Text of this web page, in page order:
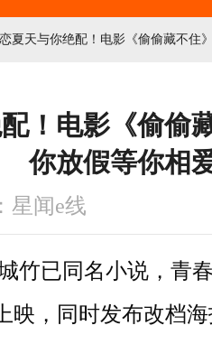
夏天与你绝配！电影《偷偷藏不住
！电影《偷偷
你放假等你相
星闻e线
竹已同名小说， 青
映 ， 同时发布改档